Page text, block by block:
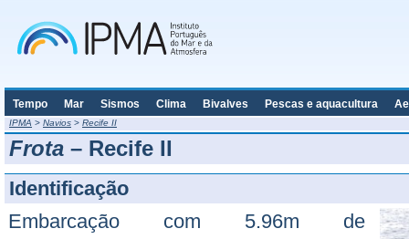
Tempo Mar Sismos Clima Bivalves Pescas e aquacultura
IPMA > Navios > Recife II
Frota – Recife II
Identificação
Embarcação com 5.96m de